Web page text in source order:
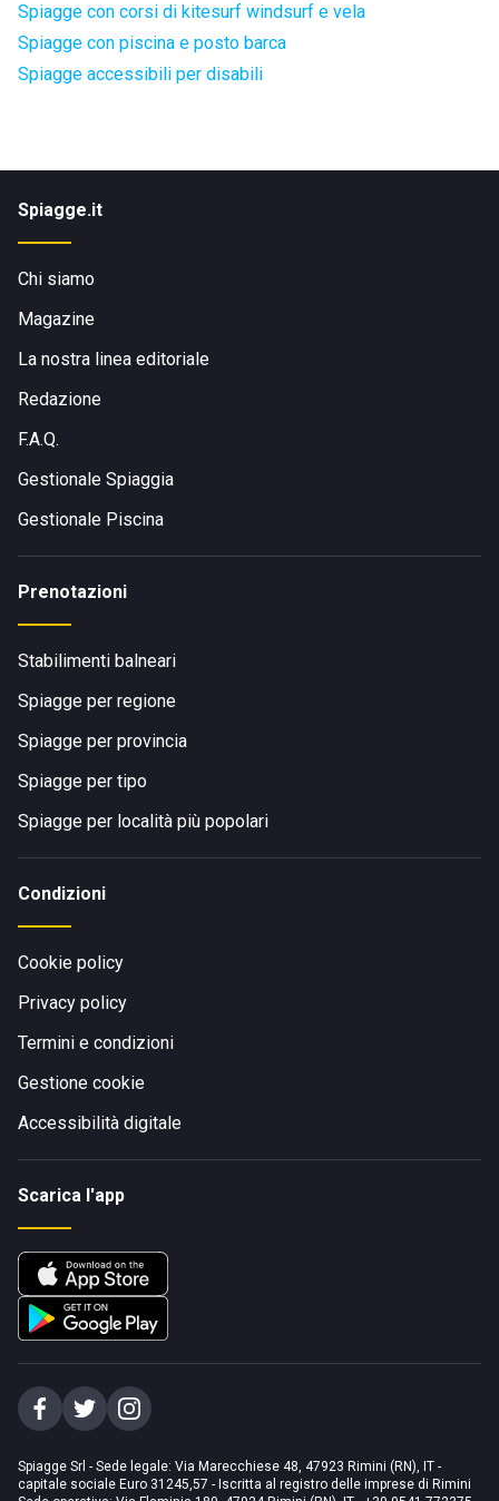
Spiagge con corsi di kitesurf windsurf e vela
Spiagge con piscina e posto barca
Spiagge accessibili per disabili
Spiagge.it
Chi siamo
Magazine
La nostra linea editoriale
Redazione
F.A.Q.
Gestionale Spiaggia
Gestionale Piscina
Prenotazioni
Stabilimenti balneari
Spiagge per regione
Spiagge per provincia
Spiagge per tipo
Spiagge per località più popolari
Condizioni
Cookie policy
Privacy policy
Termini e condizioni
Gestione cookie
Accessibilità digitale
Scarica l'app
Spiagge Srl - Sede legale: Via Marecchiese 48, 47923 Rimini (RN), IT -
capitale sociale Euro 31245,57 - Iscritta al registro delle imprese di Rimini